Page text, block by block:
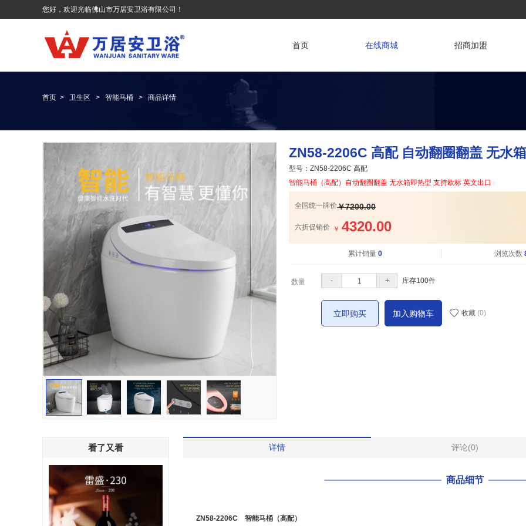
您好，欢迎光临佛山市万居安卫浴有限公司！
首页 在线商城
卫生区
坐便器
脉冲马桶
柱盆
台盆
艺术盆
柜盆
淋浴龙头
浴缸
地漏
水嘴 水
洗衣机龙
阳台柜
老年卫浴
招商加盟
首页 > 卫生区 > 智能马桶 > 商品详情
ZN58-2206C 高配 自动翻圈翻盖 无水
型号：ZN58-2206C 高配
智能马桶（高配）自动翻圈翻盖 无水箱即热型 支持欧标 英文出口
全国统一牌价￥7200.00
六折促销价 ￥ 4320.00
累计销量 0 浏览次数
数量 - + 库存100件
收藏 (0)
立即购买 加入购物车
看了又看 详情 评论(0)
商品细节
ZN58-2206C 智能马桶（高配）